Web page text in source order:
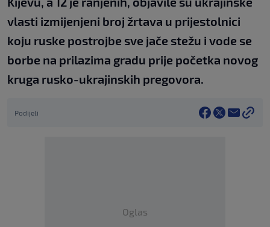
vlasti izmijenjeni broj žrtava u prijestolnici
koju ruske postrojbe sve jače stežu i vode se
borbe na prilazima gradu prije početka novog
kruga rusko-ukrajinskih pregovora.
Podijeli
Oglas